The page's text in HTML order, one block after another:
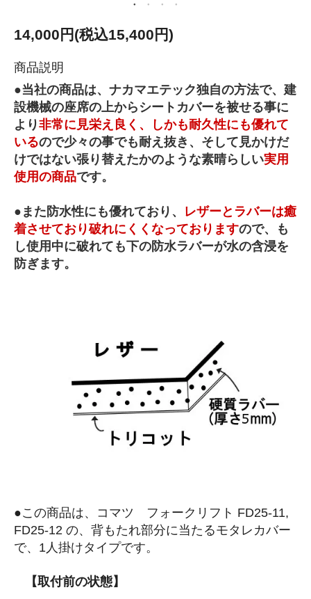
14,000円(税込15,400円)
商品説明
●当社の商品は、ナカマエテック独自の方法で、建
設機械の座席の上からシートカバーを被せる事に
より非常に見栄え良く、しかも耐久性にも優れて
いるので少々の事でも耐え抜き、そして見かけだ
けではない張り替えたかのような素晴らしい実用
使用の商品です。
●また防水性にも優れており、 レザーとラバーは癒
着させており破れにくくなっておりますので、も
し使用中に破れても下の防水ラバーが水の含浸を
防ぎます。
●この商品は、コマツ フォークリフト FD25-11,
FD25-12 の、背もたれ部分に当たるモタレカバー
で、1人掛けタイプです。
【取付前の状態】